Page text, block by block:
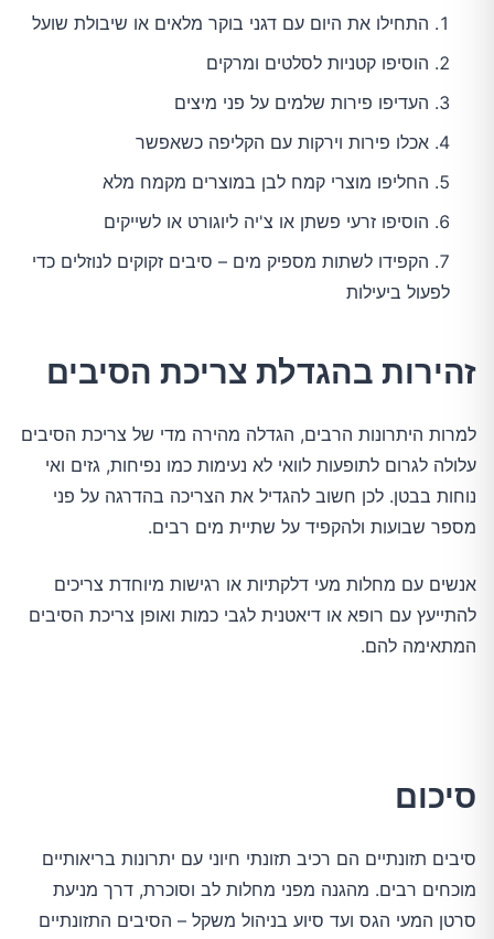
התחילו את היום עם דגני בוקר מלאים או שיבולת שועל
הוסיפו קטניות לסלטים ומרקים
העדיפו פירות שלמים על פני מיצים
אכלו פירות וירקות עם הקליפה כשאפשר
החליפו מוצרי קמח לבן במוצרים מקמח מלא
הוסיפו זרעי פשתן או צ'יה ליוגורט או לשייקים
הקפידו לשתות מספיק מים – סיבים זקוקים לנוזלים כדי
לפעול ביעילות
זהירות בהגדלת צריכת הסיבים
למרות היתרונות הרבים, הגדלה מהירה מדי של צריכת הסיבים
עלולה לגרום לתופעות לוואי לא נעימות כמו נפיחות, גזים ואי
נוחות בבטן. לכן חשוב להגדיל את הצריכה בהדרגה על פני
מספר שבועות ולהקפיד על שתיית מים רבים.
אנשים עם מחלות מעי דלקתיות או רגישות מיוחדת צריכים
להתייעץ עם רופא או דיאטנית לגבי כמות ואופן צריכת הסיבים
המתאימה להם.
סיכום
סיבים תזונתיים הם רכיב תזונתי חיוני עם יתרונות בריאותיים
מוכחים רבים. מהגנה מפני מחלות לב וסוכרת, דרך מניעת
סרטן המעי הגס ועד סיוע בניהול משקל – הסיבים התזונתיים